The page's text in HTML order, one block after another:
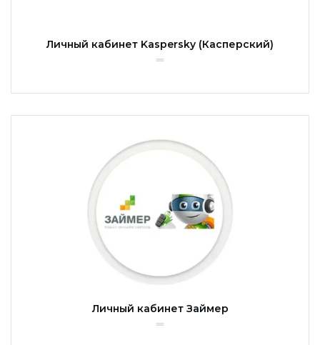
Личный кабинет Kaspersky (Касперский)
Личный кабинет Займер